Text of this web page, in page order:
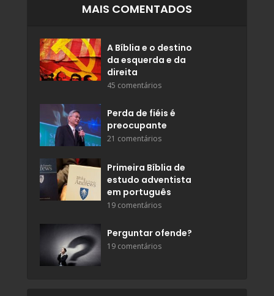
MAIS COMENTADOS
A Bíblia e o destino
da esquerda e da
direita
45 comentários
Perda de fiéis é
preocupante
21 comentários
Primeira Bíblia de
estudo adventista
em português
19 comentários
Perguntar ofende?
19 comentários